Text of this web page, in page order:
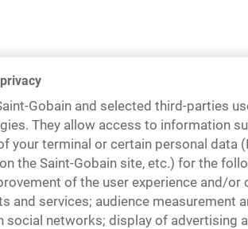
Gobain and selected third-parties
They allow access to information
your terminal or certain personal data
the Saint-Gobain site, etc.) for the
of the user experience and/or
and services; audience measurement
social networks; display of advertising